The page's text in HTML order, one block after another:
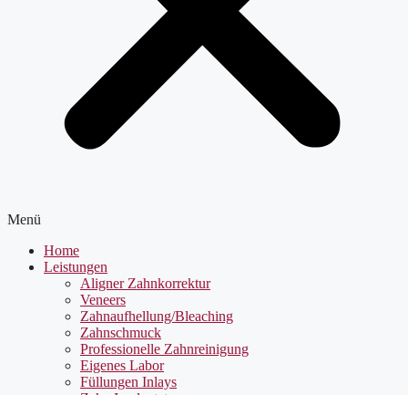
Menü
Home
Leistungen
Aligner Zahnkorrektur
Veneers
Zahnaufhellung/Bleaching
Zahnschmuck
Professionelle Zahnreinigung
Eigenes Labor
Füllungen Inlays